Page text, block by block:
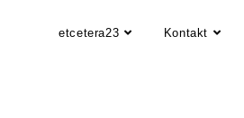
etcetera23 Kontakt